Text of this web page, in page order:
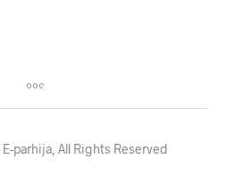
parhija, All Rights Reserved